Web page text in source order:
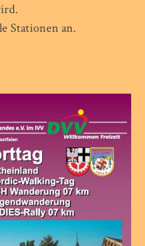
Stationen an.